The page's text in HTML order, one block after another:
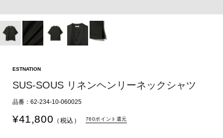
ESTNATION
SUS-SOUS リネンヘンリーネックシャツ
品番：62-234-10-060025
¥41,800 （税込） 760ポイント還元